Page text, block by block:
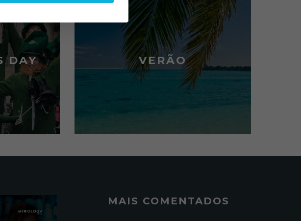
DAY VERÃO
MAIS COMENTADOS